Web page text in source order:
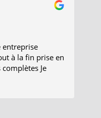
entreprise
à la fin prise en
Je